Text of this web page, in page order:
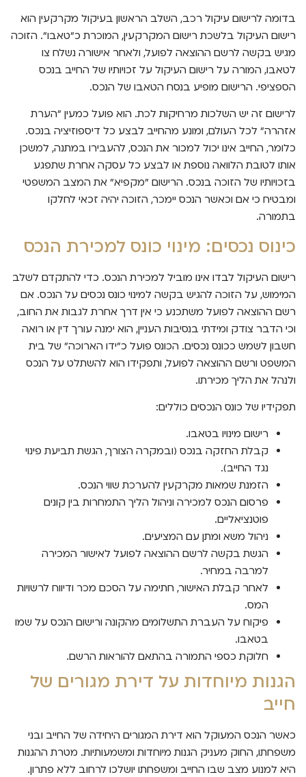
בדומה לרישום עיקול רכב, השלב הראשון בעיקול מקרקעין הוא
רישום העיקול בלשכת רישום המקרקעין, המוכרת כ"טאבו". הזוכה
מגיש בקשה לרשם ההוצאה לפועל, ולאחר אישורה נשלח צו
לטאבו, המורה על רישום העיקול על זכויותיו של החייב בנכס
הספציפי. הרישום מופיע בנסח הטאבו של הנכס.
לרישום זה יש השלכות מרחיקות לכת. הוא פועל כמעין "הערת
אזהרה" לכל העולם, ומונע מהחייב לבצע כל דיספוזיציה בנכס.
כלומר, החייב אינו יכול למכור את הנכס, להעבירו במתנה, למשכן
אותו לטובת הלוואה נוספת או לבצע כל עסקה אחרת שתפגע
בזכויותיו של הזוכה בנכס. הרישום "מקפיא" את המצב המשפטי
ומבטיח כי אם וכאשר הנכס יימכר, הזוכה יהיה זכאי לחלקו
בתמורה.
כינוס נכסים: מינוי כונס למכירת הנכס
רישום העיקול לבדו אינו מוביל למכירת הנכס. כדי להתקדם לשלב
המימוש, על הזוכה להגיש בקשה למינוי כונס נכסים על הנכס. אם
רשם ההוצאה לפועל משתכנע כי אין דרך אחרת לגבות את החוב,
וכי הדבר צודק ומידתי בנסיבות העניין, הוא ימנה עורך דין או רואה
חשבון לשמש ככונס נכסים. הכונס פועל כ"ידו הארוכה" של בית
המשפט ורשם ההוצאה לפועל, ותפקידו הוא להשתלט על הנכס
ולנהל את הליך מכירתו.
תפקידיו של כונס הנכסים כוללים:
רישום מינויו בטאבו.
קבלת החזקה בנכס (ובמקרה הצורך, הגשת תביעת פינוי
נגד החייב).
הזמנת שמאות מקרקעין להערכת שווי הנכס.
פרסום הנכס למכירה וניהול הליך התמחרות בין קונים
פוטנציאליים.
ניהול משא ומתן עם המציעים.
הגשת בקשה לרשם ההוצאה לפועל לאישור המכירה
למרבה במחיר.
לאחר קבלת האישור, חתימה על הסכם מכר ודיווח לרשויות
המס.
פיקוח על העברת התשלומים מהקונה ורישום הנכס על שמו
בטאבו.
חלוקת כספי התמורה בהתאם להוראות הרשם.
הגנות מיוחדות על דירת מגורים של
חייב
כאשר הנכס המעוקל הוא דירת המגורים היחידה של החייב ובני
משפחתו, החוק מעניק הגנות מיוחדות ומשמעותיות. מטרת ההגנות
היא למנוע מצב שבו החייב ומשפחתו יושלכו לרחוב ללא פתרון.